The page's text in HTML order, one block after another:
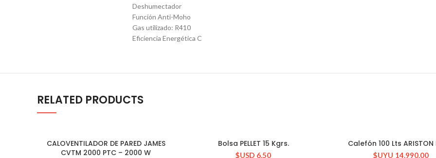
Deshumectador
Función Anti-Moho
Gas utilizado: R410
Eficiencia Energética C
RELATED PRODUCTS
CONSULTAR STOCK
CALOVENTILADOR DE PARED JAMES
CVTM 2000 PTC – 2000 W
CONSULTAR STOCK
Bolsa PELLET 15 Kgrs.
$USD 6.50
CONSULTAR STOCK
Calefón 100 Lts ARISTON
$UYU 14.990.00